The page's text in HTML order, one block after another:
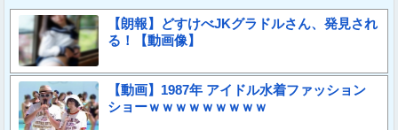
【朗報】どすけべJKグラドルさん、発見され
る！【動画像】
【動画】1987年 アイドル水着ファッション
ショーｗｗｗｗｗｗｗｗｗ